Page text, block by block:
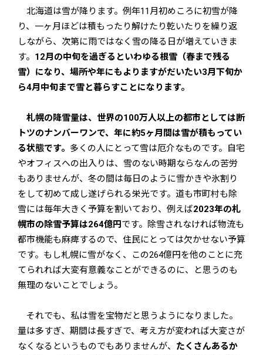
北海道は雪が降ります。例年11月初めころに初雪が降
り、一ヶ月ほどは積もったり解けたり乾いたりを繰り返
しながら、次第に雨ではなく雪の降る日が増えていきま
す。 12月の中旬を過ぎるといわゆる根雪（春まで残る
雪）になり、場所や年にもよりますがだいたい3月下旬か
ら4月中旬まで雪と暮らすことになります。
札幌の降雪量は、世界の100万人以上の都市としては断
トツのナンバーワンで、年に約5ヶ月間は雪が積もってい
る状態です。 多くの人にとって雪は厄介なものです。自宅
やオフィスへの出入りは、雪のない時期ならなんの苦労
もありませんが、冬の間は毎日のように雪かきや氷割り
をして初めて成し遂げられる栄光です。道も市町村も除
雪には毎年大きく予算を割いており、例えば2023年の札
幌市の除雪予算は264億円です。除雪されなければ物流も
都市機能も麻痺するので、住民にとっては欠かせない予算
です。もし札幌に雪がなく、この264億円を他のことに充
てられれば大変有意義なことができるのに、と思うのも
無理のないことでしょう。
それでも、私は雪を宝物だと思うようになりました。
量は多すぎ、期間は長すぎで、考え方が変われば大変さが
なくなるというものでもありませんが、 たくさんあるか